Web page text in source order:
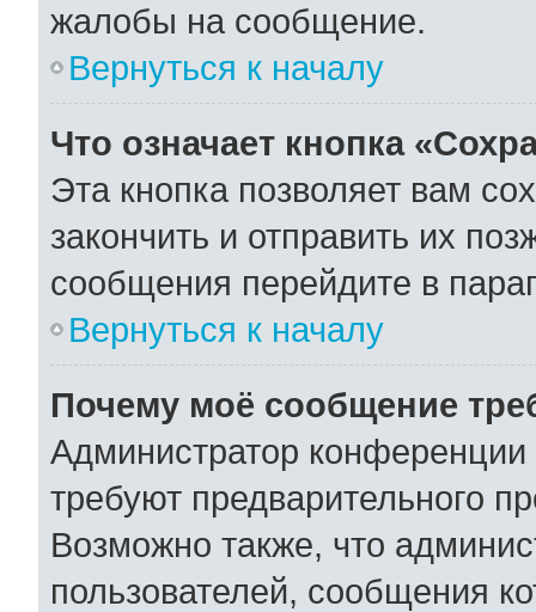
жалобы на сообщение.
Вернуться к началу
Что означает кнопка
Эта кнопка позволяет вам
закончить и отправить их
сообщения перейдите в
Вернуться к началу
Почему моё сообщение
Администратор
требуют предварительного
Возможно также, что
пользователей, сообщения